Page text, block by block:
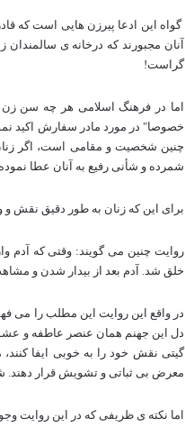
گواه این ادعا پیرزن هایی است که
آنان مجبورند که درخانه ی
گراست!
اما در فرهنگ اسلامی هر چه سن زن
خصوصا" در مورد مادر سفارش اکید
چنین شخصیت و مقامی است، اگر
شمرده و شأنی رفیع به آنان عطا
برای این که زنان به طور دقیق نقش
روایت چنین می گویند: وقتی که آدم
خلق شد. آدم بعد از بیدار شدن و
در واقع این روایت این مطلب را می
دل این جهنم همان عنصر عاطفه و
گیتی نقش خود را به خوبی ایفا
معرض بی ثباتی و تشویش قرار دهند.
اما نکته ی ظریفی که در این روایت